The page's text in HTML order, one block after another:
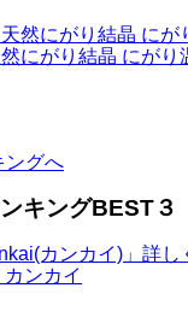
にがり結晶 にがり
ングへ
キングBEST３
詳し
ンカイ